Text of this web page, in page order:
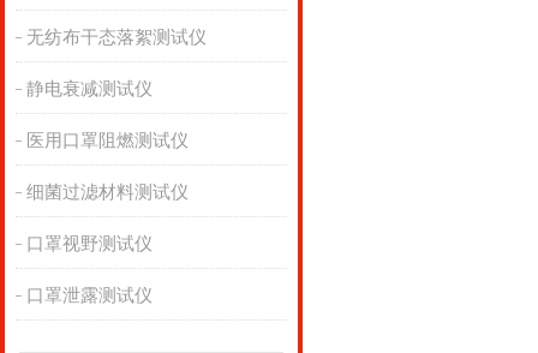
无纺布干态落絮测试仪
静电衰减测试仪
医用口罩阻燃测试仪
细菌过滤材料测试仪
口罩视野测试仪
口罩泄露测试仪